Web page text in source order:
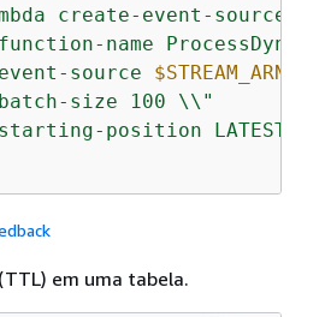
create-event-source-
name
source $STREAM_ARN
size 100 \\"
position LATEST"
em uma tabela.